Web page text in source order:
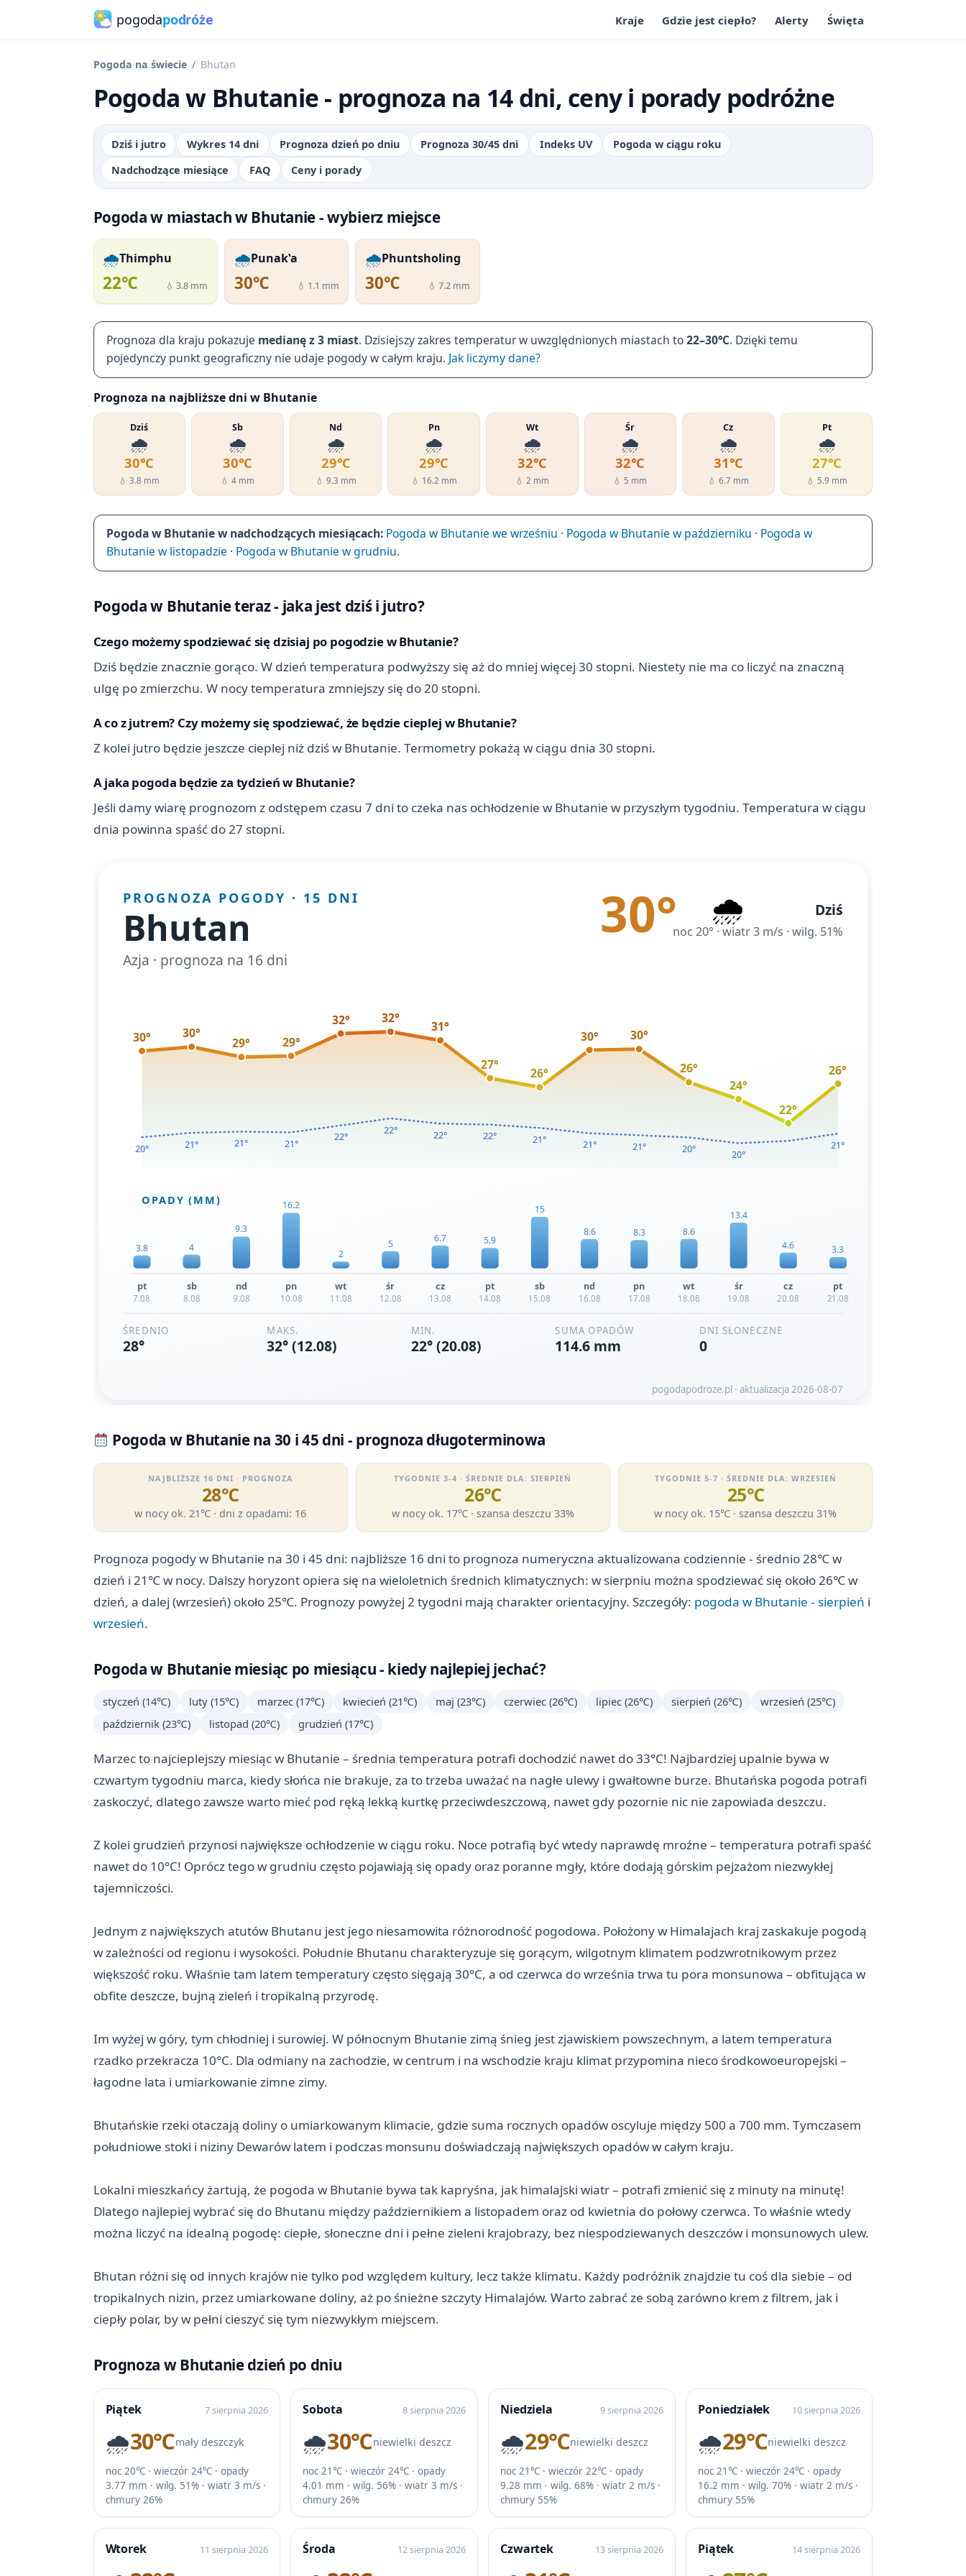
pogodapodróże Kraje Gdzie jest ciepło? Alerty Święta
Pogoda na świecie Bhutan
Pogoda w Bhutanie - prognoza na 14 dni, ceny i porady podróżne
Dziś i jutro Wykres 14 dni Prognoza dzień po dniu Prognoza 30/45 dni Indeks UV
Pogoda w ciągu roku
Nadchodzące miesiące
FAQ Ceny i porady
Pogoda w miastach w Bhutanie - wybierz miejsce
🌧️Thimphu
22℃ 💧 3.8 mm
🌧️Punakʽa
30℃ 💧 1.1 mm
🌧️Phuntsholing
30℃ 💧 7.2 mm
Prognoza dla kraju pokazuje medianę z 3 miast. Dzisiejszy zakres temperatur w uwzględnionych miastach to22–30℃. Dzięki temu
pojedynczy punkt geograficzny nie udaje pogody w całym kraju. Jak liczymy dane?
Prognoza na najbliższe dni w Bhutanie
Dziś
🌧️
30℃
💧 3.8 mm
Sb
🌧️
30℃
💧 4 mm
Nd
🌧️
29℃
💧 9.3 mm
Pn
🌧️
29℃
💧 16.2 mm
Wt
🌧️
32℃
💧 2 mm
Śr
🌧️
32℃
💧 5 mm
Cz
🌧️
31℃
💧 6.7 mm
Pt
🌧️
27℃
💧 5.9 mm
Pogoda w Bhutanie w nadchodzących miesiącach: Pogoda w Bhutanie we wrześniu · Pogoda w Bhutanie w październiku · Pogoda w
Bhutanie w listopadzie · Pogoda w Bhutanie w grudniu.
Pogoda w Bhutanie teraz - jaka jest dziś i jutro?
Czego możemy spodziewać się dzisiaj po pogodzie w Bhutanie?
Dziś będzie znacznie gorąco. W dzień temperatura podwyższy się aż do mniej więcej 30 stopni. Niestety nie ma co liczyć na znaczną
ulgę po zmierzchu. W nocy temperatura zmniejszy się do 20 stopni.
A co z jutrem? Czy możemy się spodziewać, że będzie cieplej w Bhutanie?
Z kolei jutro będzie jeszcze cieplej niż dziś w Bhutanie. Termometry pokażą w ciągu dnia 30 stopni.
A jaka pogoda będzie za tydzień w Bhutanie?
Jeśli damy wiarę prognozom z odstępem czasu 7 dni to czeka nas ochłodzenie w Bhutanie w przyszłym tygodniu. Temperatura w ciągu
dnia powinna spaść do 27 stopni.
Pogoda w Bhutanie na 30 i 45 dni - prognoza długoterminowa
NAJBLIŻSZE 16 DNI · PROGNOZA
28℃
w nocy ok. 21℃ · dni z opadami: 16
TYGODNIE 3-4 · ŚREDNIE DLA: SIERPIEŃ
26℃
w nocy ok. 17℃ · szansa deszczu 33%
TYGODNIE 5-7 · ŚREDNIE DLA: WRZESIEŃ
25℃
w nocy ok. 15℃ · szansa deszczu 31%
Prognoza pogody w Bhutanie na 30 i 45 dni: najbliższe 16 dni to prognoza numeryczna aktualizowana codziennie - średnio 28℃ w
dzień i 21℃ w nocy. Dalszy horyzont opiera się na wieloletnich średnich klimatycznych: w sierpniu można spodziewać się około 26℃ w
dzień, a dalej (wrzesień) około 25℃. Prognozy powyżej 2 tygodni mają charakter orientacyjny. Szczegóły: pogoda w Bhutanie - sierpień i
wrzesień.
Pogoda w Bhutanie miesiąc po miesiącu - kiedy najlepiej jechać?
styczeń (14℃) luty (15℃) marzec (17℃) kwiecień (21℃) maj (23℃) czerwiec (26℃) lipiec (26℃) sierpień (26℃)
wrzesień (25℃)
październik (23℃)
listopad (20℃) grudzień (17℃)
Marzec to najcieplejszy miesiąc w Bhutanie – średnia temperatura potrafi dochodzić nawet do 33°C! Najbardziej upalnie bywa w
czwartym tygodniu marca, kiedy słońca nie brakuje, za to trzeba uważać na nagłe ulewy i gwałtowne burze. Bhutańska pogoda potrafi
zaskoczyć, dlatego zawsze warto mieć pod ręką lekką kurtkę przeciwdeszczową, nawet gdy pozornie nic nie zapowiada deszczu.
Z kolei grudzień przynosi największe ochłodzenie w ciągu roku. Noce potrafią być wtedy naprawdę mroźne – temperatura potrafi spaść
nawet do 10°C! Oprócz tego w grudniu często pojawiają się opady oraz poranne mgły, które dodają górskim pejzażom niezwykłej
tajemniczości.
Jednym z największych atutów Bhutanu jest jego niesamowita różnorodność pogodowa. Położony w Himalajach kraj zaskakuje pogodą
w zależności od regionu i wysokości. Południe Bhutanu charakteryzuje się gorącym, wilgotnym klimatem podzwrotnikowym przez
większość roku. Właśnie tam latem temperatury często sięgają 30°C, a od czerwca do września trwa tu pora monsunowa – obfitująca w
obfite deszcze, bujną zieleń i tropikalną przyrodę.
Im wyżej w góry, tym chłodniej i surowiej. W północnym Bhutanie zimą śnieg jest zjawiskiem powszechnym, a latem temperatura
rzadko przekracza 10°C. Dla odmiany na zachodzie, w centrum i na wschodzie kraju klimat przypomina nieco środkowoeuropejski –
łagodne lata i umiarkowanie zimne zimy.
Bhutańskie rzeki otaczają doliny o umiarkowanym klimacie, gdzie suma rocznych opadów oscyluje między 500 a 700 mm. Tymczasem
południowe stoki i niziny Dewarów latem i podczas monsunu doświadczają największych opadów w całym kraju.
Lokalni mieszkańcy żartują, że pogoda w Bhutanie bywa tak kapryśna, jak himalajski wiatr – potrafi zmienić się z minuty na minutę!
Dlatego najlepiej wybrać się do Bhutanu między październikiem a listopadem oraz od kwietnia do połowy czerwca. To właśnie wtedy
można liczyć na idealną pogodę: ciepłe, słoneczne dni i pełne zieleni krajobrazy, bez niespodziewanych deszczów i monsunowych ulew.
Bhutan różni się od innych krajów nie tylko pod względem kultury, lecz także klimatu. Każdy podróżnik znajdzie tu coś dla siebie – od
tropikalnych nizin, przez umiarkowane doliny, aż po śnieżne szczyty Himalajów. Warto zabrać ze sobą zarówno krem z filtrem, jak i
ciepły polar, by w pełni cieszyć się tym niezwykłym miejscem.
Prognoza w Bhutanie dzień po dniu
Piątek 7 sierpnia 2026
🌧️30℃mały deszczyk
noc 20℃ · wieczór 24℃ · opady
3.77 mm · wilg. 51% · wiatr 3 m/s ·
chmury 26%
Sobota 8 sierpnia 2026
🌧️30℃niewielki deszcz
noc 21℃ · wieczór 24℃ · opady
4.01 mm · wilg. 56% · wiatr 3 m/s ·
chmury 26%
Niedziela 9 sierpnia 2026
🌧️29℃niewielki deszcz
noc 21℃ · wieczór 22℃ · opady
9.28 mm · wilg. 68% · wiatr 2 m/s ·
chmury 55%
Poniedziałek 10 sierpnia 2026
🌧️29℃niewielki deszcz
noc 21℃ · wieczór 24℃ · opady
16.2 mm · wilg. 70% · wiatr 2 m/s ·
chmury 55%
Wtorek 11 sierpnia 2026 Środa 12 sierpnia 2026 Czwartek 13 sierpnia 2026 Piątek 14 sierpnia 2026